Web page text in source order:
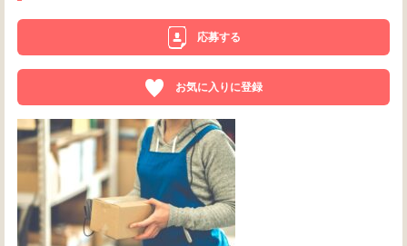
応募する
お気に入りに登録